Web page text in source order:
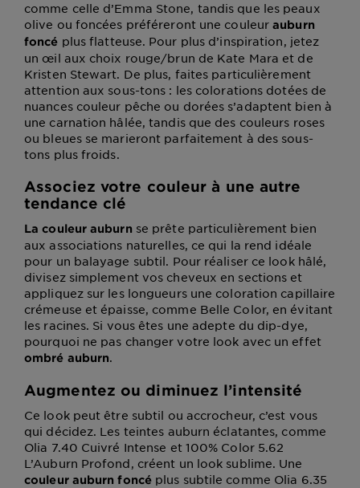
comme celle d’Emma Stone, tandis que les peaux
olive ou foncées préféreront une couleurauburn
foncé plus flatteuse. Pour plus d’inspiration, jetez
un œil aux choix rouge/brun de Kate Mara et de
Kristen Stewart. De plus, faites particulièrement
attention aux sous-tons : les colorations dotées de
nuances couleur pêche ou dorées s’adaptent bien à
une carnation hâlée, tandis que des couleurs roses
ou bleues se marieront parfaitement à des sous-
tons plus froids.
Associez votre couleur à une autre
tendance clé
La couleur auburn se prête particulièrement bien
aux associations naturelles, ce qui la rend idéale
pour un balayage subtil. Pour réaliser ce look hâlé,
divisez simplement vos cheveux en sections et
appliquez sur les longueurs une coloration capillaire
crémeuse et épaisse, comme Belle Color, en évitant
les racines. Si vous êtes une adepte du dip-dye,
pourquoi ne pas changer votre look avec un effet
ombré auburn.
Augmentez ou diminuez l’intensité
Ce look peut être subtil ou accrocheur, c’est vous
qui décidez. Les teintes auburn éclatantes, comme
Olia 7.40 Cuivré Intense et 100% Color 5.62
L’Auburn Profond, créent un look sublime. Une
couleur auburn foncé plus subtile comme Olia 6.35